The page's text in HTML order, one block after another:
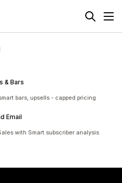
& Bars
bars, upsells - capped pricing
Email
with Smart subscriber analysis